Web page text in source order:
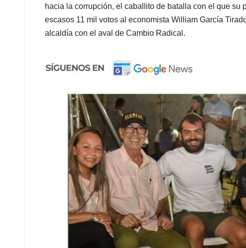
hacia la corrupción, el caballito de batalla con el que su
escasos 11 mil votos al economista William García
alcaldía con el aval de Cambio Radical.